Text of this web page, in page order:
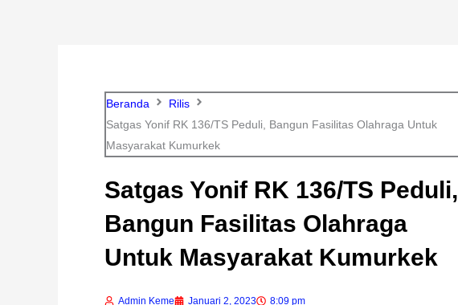
Beranda
Rilis
Satgas Yonif RK 136/TS Peduli, Bangun Fasilitas Olahraga Untuk
Masyarakat Kumurkek
Satgas Yonif RK 136/TS Peduli,
Bangun Fasilitas Olahraga
Untuk Masyarakat Kumurkek
Admin Keme Januari 2, 2023 8:09 pm